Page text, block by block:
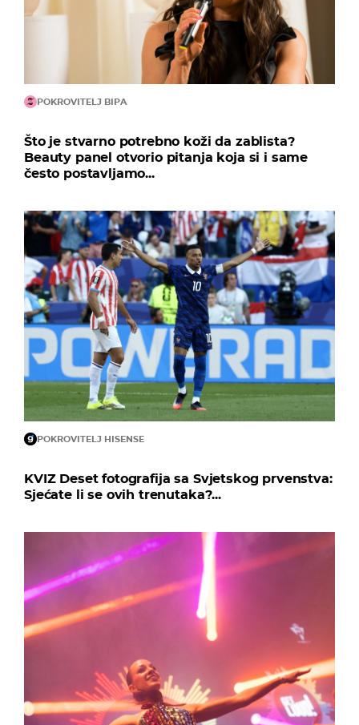
POKROVITELJ BIPA
Što je stvarno potrebno koži da zablista?
Beauty panel otvorio pitanja koja si i same
često postavljamo...
POKROVITELJ HISENSE
KVIZ Deset fotografija sa Svjetskog prvenstva:
Sjećate li se ovih trenutaka?...